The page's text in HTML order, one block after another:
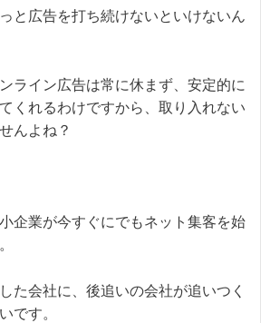
と広告を打ち続けないといけないん
ライン広告は常に休まず、安定的に
くれるわけですから、取り入れない
んよね？
企業が今すぐにでもネット集客を始
た会社に、後追いの会社が追いつく
です。